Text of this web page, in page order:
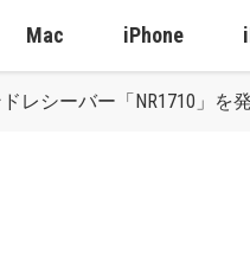
Mac iPhone
レシーバー「NR1710」を